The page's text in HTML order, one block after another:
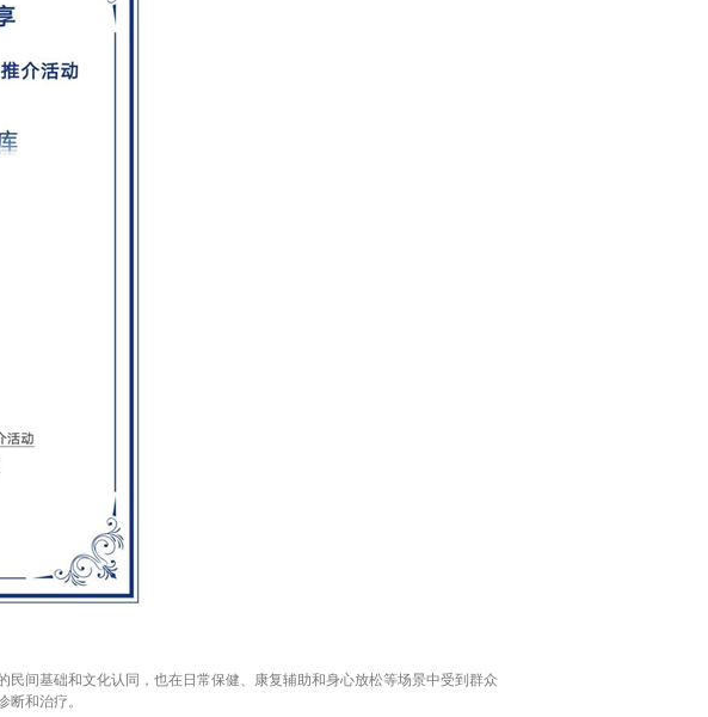
间基础和文化认同，也在日常保健、康复辅助和身心放松等场景中受到群众
和治疗。